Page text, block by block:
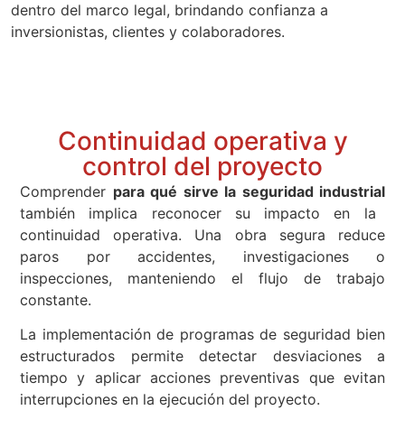
dentro del marco legal, brindando confianza a
inversionistas, clientes y colaboradores.
Continuidad operativa y
control del proyecto
Comprender para qué sirve la seguridad industrial
también implica reconocer su impacto en la
continuidad operativa. Una obra segura reduce
paros por accidentes, investigaciones o
inspecciones, manteniendo el flujo de trabajo
constante.
La implementación de programas de seguridad bien
estructurados permite detectar desviaciones a
tiempo y aplicar acciones preventivas que evitan
interrupciones en la ejecución del proyecto.